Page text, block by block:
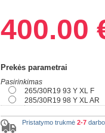
400.00
Prekės parametrai
Pasirinkimas
265/30R19 93 Y XL F
285/30R19 98 Y XL AR
Pristatymo trukmė 2-7darbo